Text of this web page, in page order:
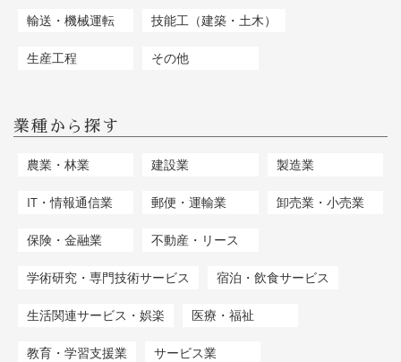
輸送・機械運転 技能工（建築・土木）
生産工程 その他
業種から探す
農業・林業 建設業 製造業
IT・情報通信業 郵便・運輸業 卸売業・小売業
保険・金融業 不動産・リース
学術研究・専門技術サービス 宿泊・飲食サービス
生活関連サービス・娯楽 医療・福祉
教育・学習支援業 サービス業